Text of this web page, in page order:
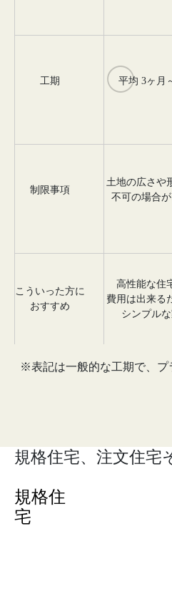
工期 ◯
平均 3ヶ月
制限事項
土地の広さや
不可の場合
こういった方に
おすすめ
高性能な住
費用は出来る
シンプル
※表記は一般的な工期で、プ
規格住宅、注文住宅
規格住
宅